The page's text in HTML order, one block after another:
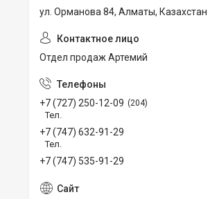
ул. Орманова 84, Алматы, Казахстан
Отдел продаж Артемий
+7 (727) 250-12-09 204
Тел.
+7 (747) 632-91-29
Тел.
+7 (747) 535-91-29